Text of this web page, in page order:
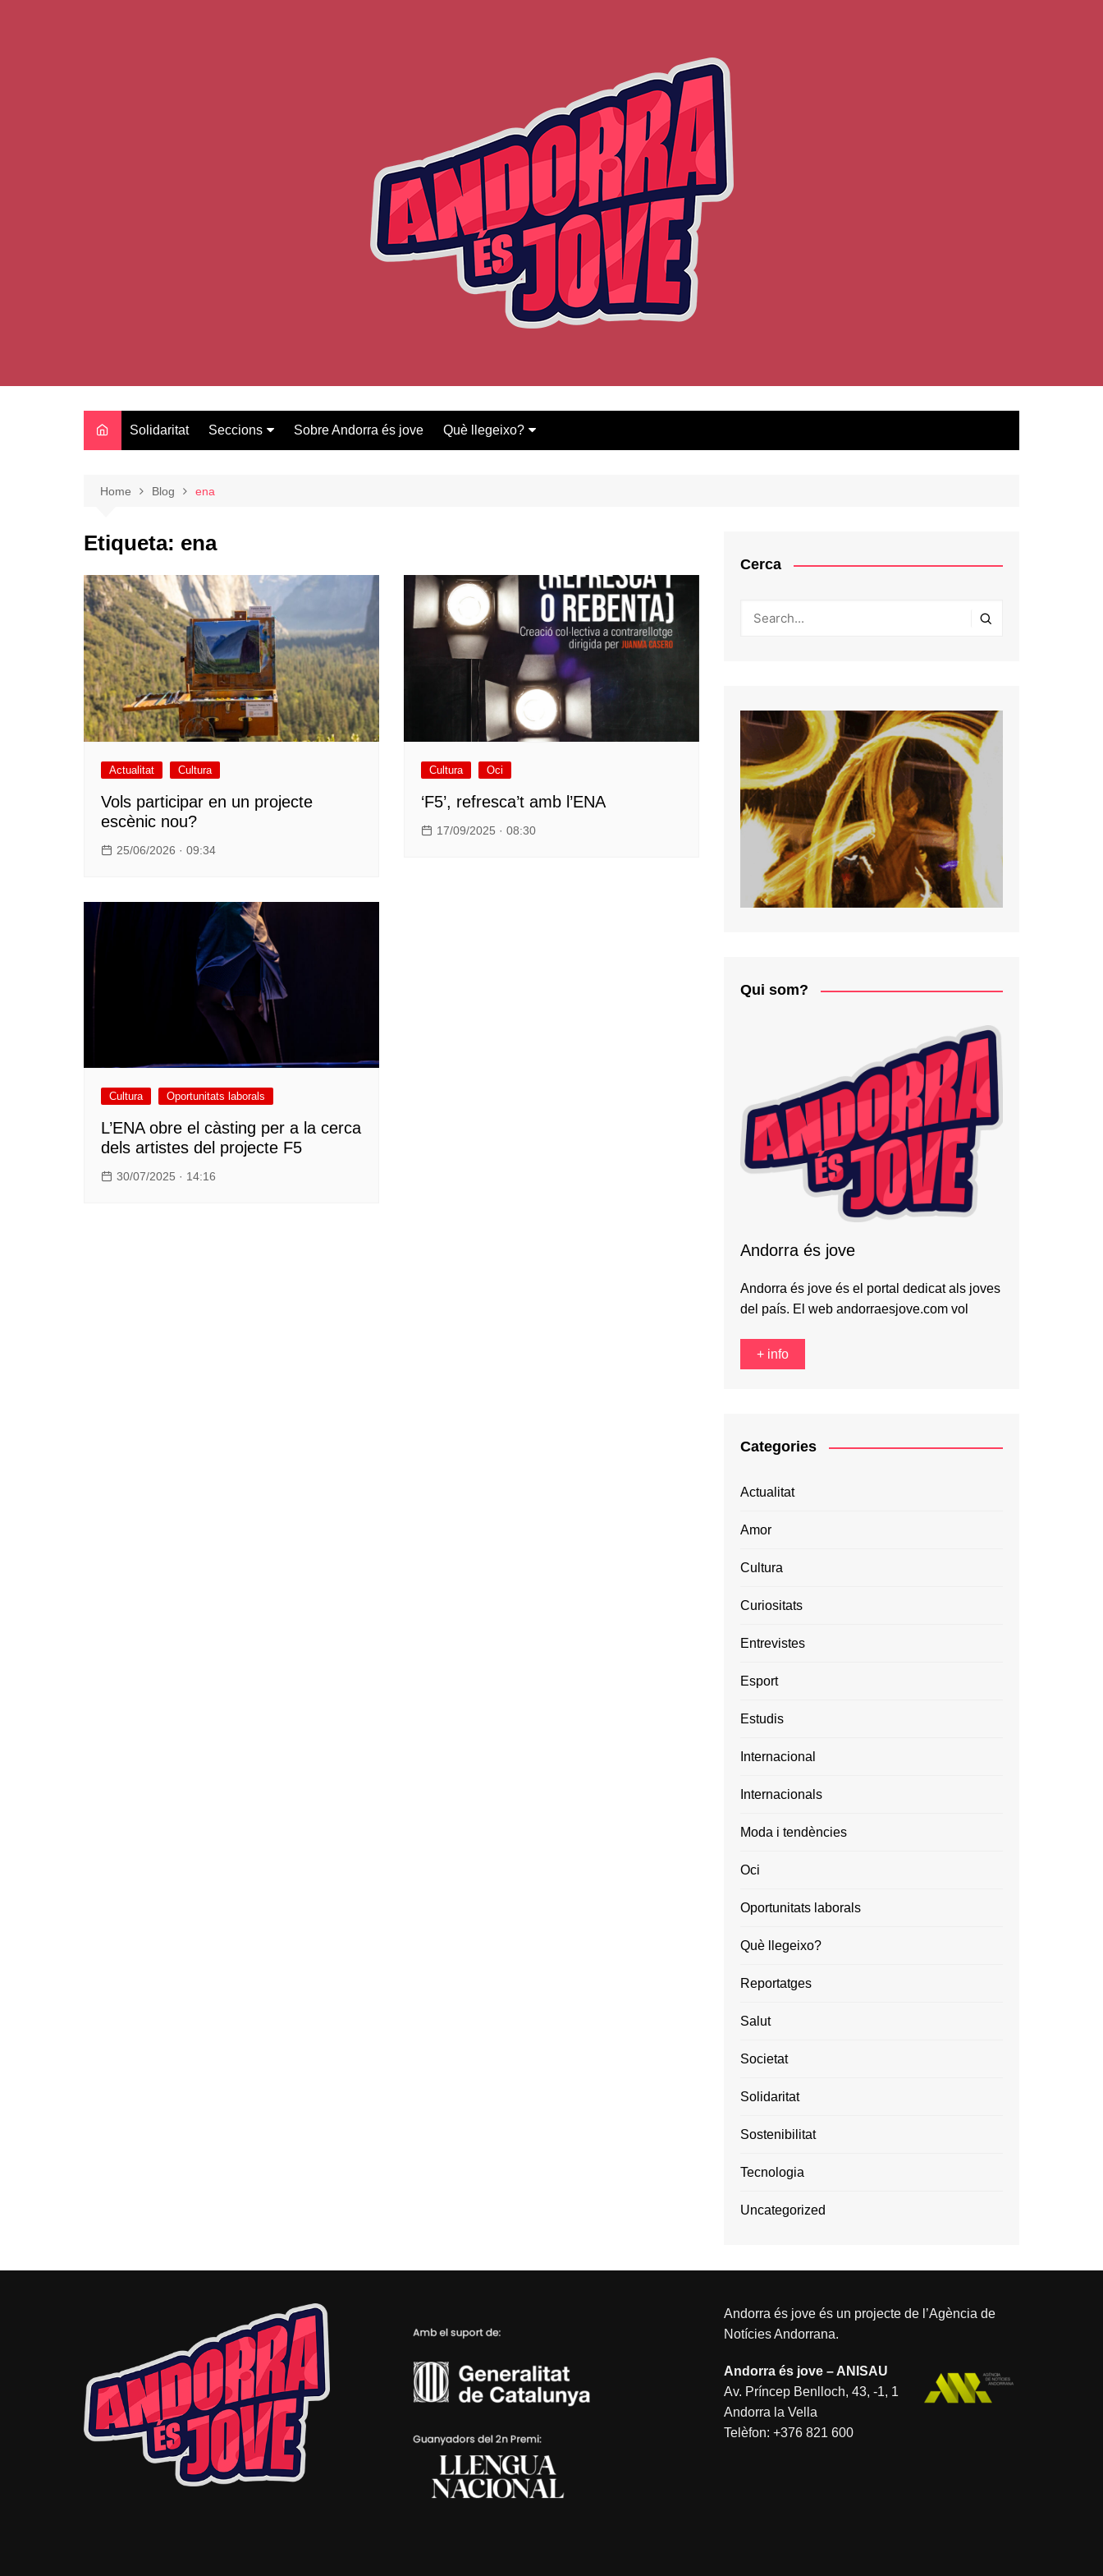
Solidaritat Seccions
Oci
Entrevistes
Salut
Estudis
Tecnologia
Amor
Moda i tendències
Sobre Andorra és jove Què llegeixo?
Home Blog ena
Etiqueta: ena
Actualitat Cultura
Vols participar en un projecte
escènic nou?
25/06/2026 · 09:34
Cultura Oci
‘F5’, refresca’t amb l’ENA
17/09/2025 · 08:30
Cultura Oportunitats laborals
L’ENA obre el càsting per a la cerca
dels artistes del projecte F5
30/07/2025 · 14:16
Cerca
Qui som?
Andorra és jove
Andorra és jove és el portal dedicat als joves
del país. El web andorraesjove.com vol
+ info
Categories
Actualitat
Amor
Cultura
Curiositats
Entrevistes
Esport
Estudis
Internacional
Internacionals
Moda i tendències
Oci
Oportunitats laborals
Què llegeixo?
Reportatges
Salut
Societat
Solidaritat
Sostenibilitat
Tecnologia
Uncategorized
Andorra és jove és un projecte de l’Agència de
Notícies Andorrana.
Andorra és jove – ANISAU
Av. Príncep Benlloch, 43, -1, 1
Andorra la Vella
Telèfon: +376 821 600